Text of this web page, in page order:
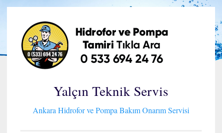
İçeriğe
geç
Yalçın Teknik Servis
Ankara Hidrofor ve Pompa Bakım Onarım Servisi